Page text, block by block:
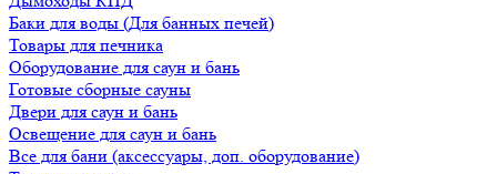
Баки для воды (Для банных печей)
Товары для печника
Оборудование для саун и бань
Готовые сборные сауны
Двери для саун и бань
Освещение для саун и бань
Все для бани (аксессуары, доп. оборудование)